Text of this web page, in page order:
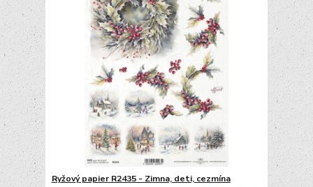
Ryžový papier R2435 - Zimna, deti, cezmína